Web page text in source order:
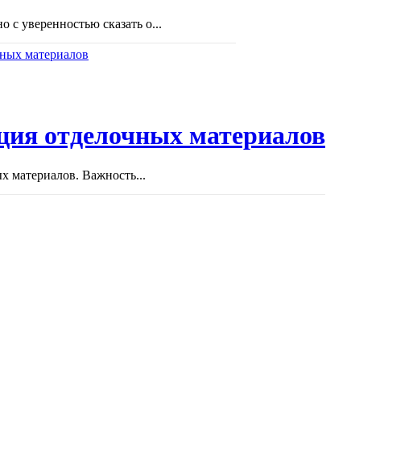
уверенностью сказать о...
отделочных материалов
материалов. Важность...